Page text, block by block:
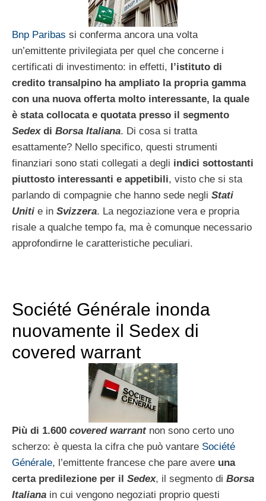
Bnp Paribas si conferma ancora una volta
un’emittente privilegiata per quel che concerne i
certificati di investimento: in effetti, l’istituto di
credito transalpino ha ampliato la propria gamma
con una nuova offerta molto interessante, la quale
è stata collocata e quotata presso il segmento
Sedexdi Borsa Italiana. Di cosa si tratta
esattamente? Nello specifico, questi strumenti
finanziari sono stati collegati a degli indici sottostanti
piuttosto interessanti e appetibili, visto che si sta
parlando di compagnie che hanno sede negli Stati
Uniti e in Svizzera. La negoziazione vera e propria
risale a qualche tempo fa, ma è comunque necessario
approfondirne le caratteristiche peculiari.
Société Générale inonda
nuovamente il Sedex di
covered warrant
Più di 1.600 covered warrantnon sono certo uno
scherzo: è questa la cifra che può vantare Société
Générale, l’emittente francese che pare avere una
certa predilezione per il Sedex, il segmento di Borsa
Italiana in cui vengono negoziati proprio questi